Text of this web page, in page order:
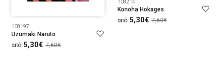
108197
Uzumaki Naruto
από 5,30€ 7,60€
108214
Konoha Hokages
από 5,30€ 7,60€